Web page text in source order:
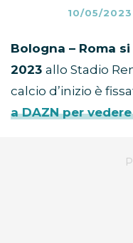
10/05/2023
Bologna – Roma
2023 allo Stadio
calcio d’inizio è
a DAZN per